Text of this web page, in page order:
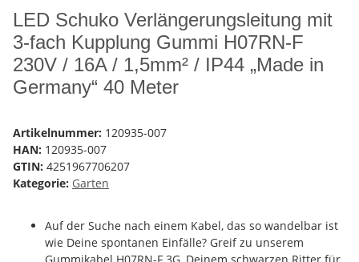
LED Schuko Verlängerungsleitung mit
3-fach Kupplung Gummi H07RN-F
230V / 16A / 1,5mm² / IP44 „Made in
Germany“ 40 Meter
Artikelnummer: 120935-007
HAN: 120935-007
GTIN: 4251967706207
Kategorie: Garten
Auf der Suche nach einem Kabel, das so wandelbar ist
wie Deine spontanen Einfälle? Greif zu unserem